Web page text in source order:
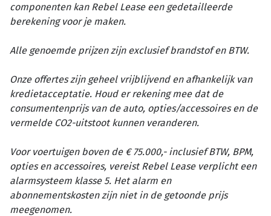
componenten kan Rebel Lease een gedetailleerde
berekening voor je maken.
Alle genoemde prijzen zijn exclusief brandstof en BTW.
Onze offertes zijn geheel vrijblijvend en afhankelijk van
kredietacceptatie. Houd er rekening mee dat de
consumentenprijs van de auto, opties/accessoires en de
vermelde CO2-uitstoot kunnen veranderen.
Voor voertuigen boven de € 75.000,- inclusief BTW, BPM,
opties en accessoires, vereist Rebel Lease verplicht een
alarmsysteem klasse 5. Het alarm en
abonnementskosten zijn niet in de getoonde prijs
meegenomen.